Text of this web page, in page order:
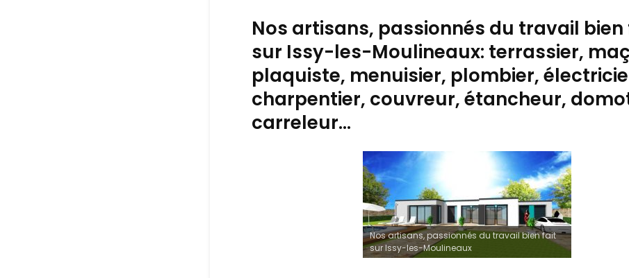
Nos artisans, passionnés du travail
sur Issy-les-Moulineaux: terrassier,
plaquiste, menuisier, plombier,
charpentier, couvreur, étancheur,
carreleur…
Nos artisans, passionnés du travail bien fait
sur Issy-les-Moulineaux